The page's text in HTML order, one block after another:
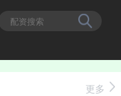
更多